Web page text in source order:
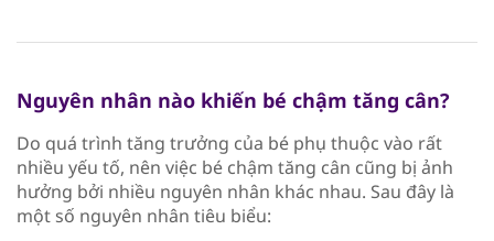
Nguyên nhân nào khiến bé chậm tăng cân?
Do quá trình tăng trưởng của bé phụ thuộc vào rất
nhiều yếu tố, nên việc bé chậm tăng cân cũng bị ảnh
hưởng bởi nhiều nguyên nhân khác nhau. Sau đây là
một số nguyên nhân tiêu biểu: